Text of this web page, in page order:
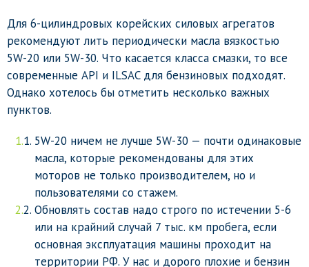
Для 6-цилиндровых корейских силовых агрегатов
рекомендуют лить периодически масла вязкостью
5W-20 или 5W-30. Что касается класса смазки, то все
современные API и ILSAC для бензиновых подходят.
Однако хотелось бы отметить несколько важных
пунктов.
5W-20 ничем не лучше 5W-30 — почти одинаковые
масла, которые рекомендованы для этих
моторов не только производителем, но и
пользователями со стажем.
Обновлять состав надо строго по истечении 5-6
или на крайний случай 7 тыс. км пробега, если
основная эксплуатация машины проходит на
территории РФ. У нас и дорого плохие и бензин